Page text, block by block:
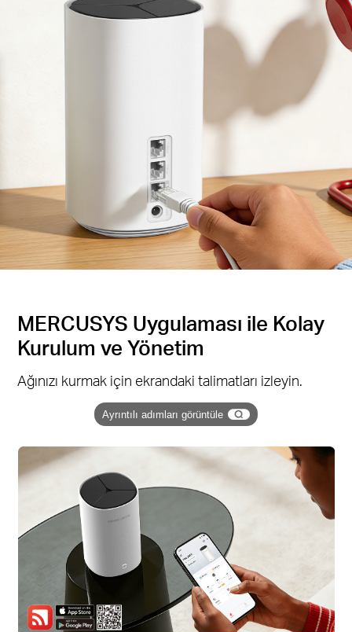
MERCUSYS Uygulaması ile Kolay
Kurulum ve Yönetim
Ağınızı kurmak için ekrandaki talimatları izleyin.
Ayrıntılı adımları görüntüle